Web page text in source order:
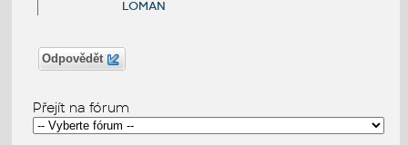
LOMAN
Odpovědět
Přejít na fórum